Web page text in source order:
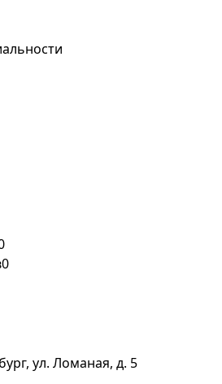
0
ул. Ломаная, д. 5